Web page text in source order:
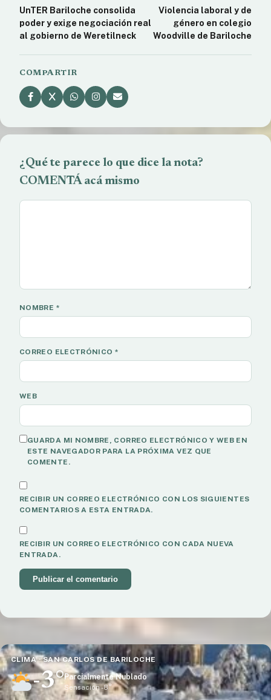
UnTER Bariloche consolida
poder y exige negociación real
al gobierno de Weretilneck
Violencia laboral y de
género en colegio
Woodville de Bariloche
COMPARTIR
¿Qué te parece lo que dice la nota?
COMENTÁ acá mismo
NOMBRE *
CORREO ELECTRÓNICO *
WEB
GUARDA MI NOMBRE, CORREO ELECTRÓNICO Y WEB EN
ESTE NAVEGADOR PARA LA PRÓXIMA VEZ QUE
COMENTE.
RECIBIR UN CORREO ELECTRÓNICO CON LOS SIGUIENTES
COMENTARIOS A ESTA ENTRADA.
RECIBIR UN CORREO ELECTRÓNICO CON CADA NUEVA
ENTRADA.
CLIMA · CERRO CATEDRAL
-5°Parcialmente Nublado
Sensación -9°